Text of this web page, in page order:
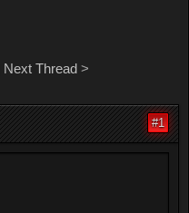
Next Thread>
#1